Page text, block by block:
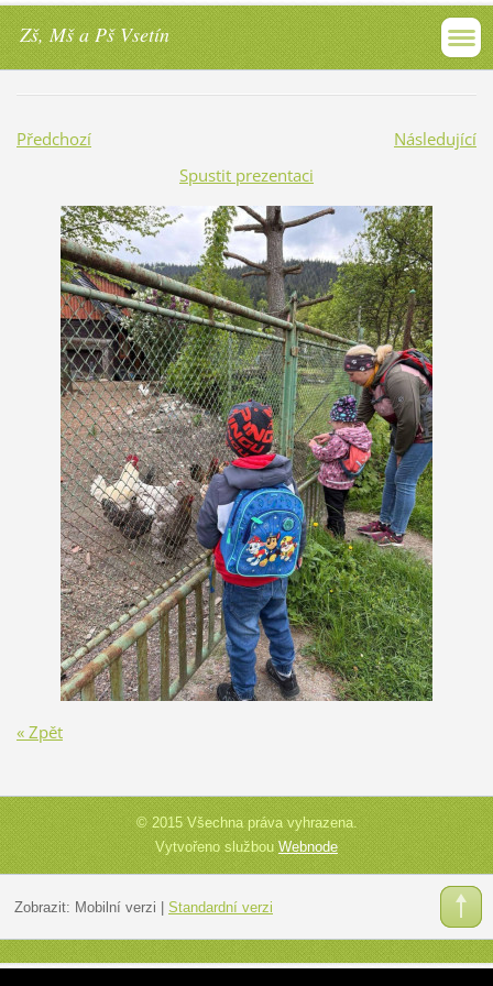
Zš, Mš a Pš Vsetín
Předchozí
Následující
Spustit prezentaci
« Zpět
© 2015 Všechna práva vyhrazena.
Vytvořeno službouWebnode
Zobrazit: Mobilní verzi Standardní verzi